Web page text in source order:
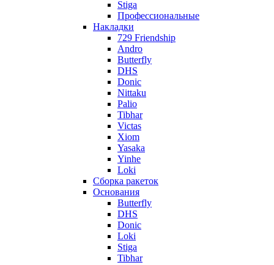
Stiga
Профессиональные
Накладки
729 Friendship
Andro
Butterfly
DHS
Donic
Nittaku
Palio
Tibhar
Victas
Xiom
Yasaka
Yinhe
Loki
Сборка ракеток
Основания
Butterfly
DHS
Donic
Loki
Stiga
Tibhar